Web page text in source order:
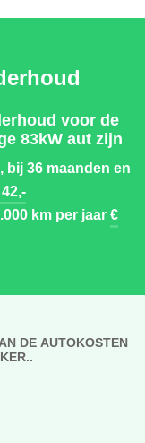
voor de
83kW aut zijn
bij 36 maanden en
km per jaar€
DE AUTOKOSTEN